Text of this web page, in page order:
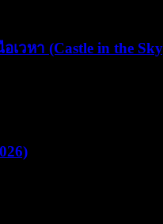
วหา (Castle in the